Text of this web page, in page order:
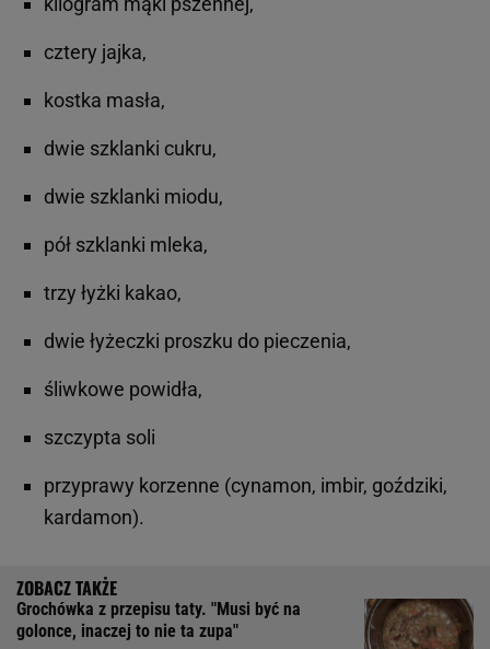
cztery jajka,
kostka masła,
dwie szklanki cukru,
dwie szklanki miodu,
pół szklanki mleka,
trzy łyżki kakao,
dwie łyżeczki proszku do pieczenia,
śliwkowe powidła,
szczypta soli
przyprawy korzenne (cynamon, imbir, goździki,
kardamon).
Grochówka z przepisu taty. "Musi być na
golonce, inaczej to nie ta zupa"